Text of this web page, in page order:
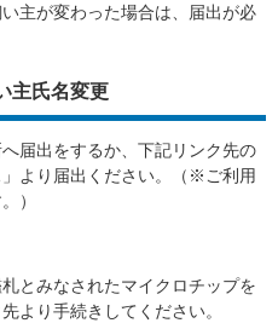
主が変わった場合は、届出が必
主氏名変更
届出をするか、下記リンク先の
」より届出ください。（※ご利用
）
とみなされたマイクロチップを
より手続きしてください。